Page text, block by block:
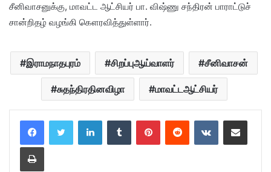
சீனிவாசனுக்கு, மாவட்ட ஆட்சியர் பா. விஷ்ணு சந்திரன் பாராட்டுச்
சான்றிதழ் வழங்கி கௌரவித்துள்ளார்.
இராமநாதபுரம் சிறப்புஆய்வாளர் சீனிவாசன்
சுதந்திரதினவிழா மாவட்டஆட்சியர்
LinkedInTumblr PinterestReddit VKontakteShare via Email
Print